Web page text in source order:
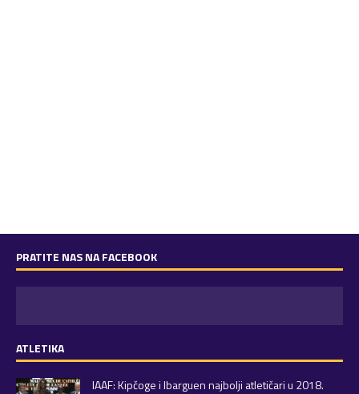
PRATITE NAS NA FACEBOOK
ATLETIKA
IAAF: Kipčoge i Ibarguen najbolji atletičari u 2018.